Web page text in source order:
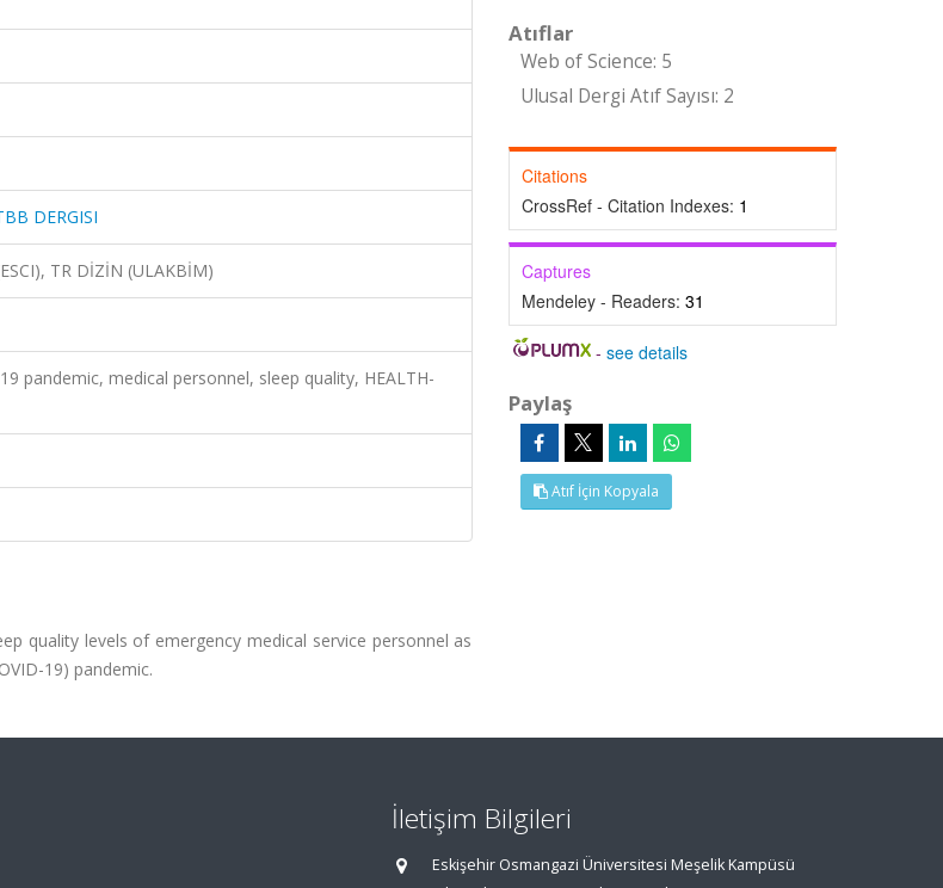
DERGISI
TR DİZİN (ULAKBİM)
pandemic, medical personnel, sleep quality, HEALTH-
quality levels of emergency medical service personnel as
19) pandemic.
Atıflar
Web of Science: 5
Ulusal Dergi Atıf Sayısı: 2
Citations
CrossRef - Citation Indexes: 1
Captures
Mendeley - Readers: 31
-see details
Paylaş
Atıf İçin Kopyala
İletişim Bilgileri
Eskişehir Osmangazi Üniversitesi Meşelik Kampüsü